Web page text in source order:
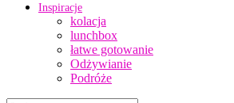
Inspiracje
kolacja
lunchbox
łatwe gotowanie
Odżywianie
Podróże